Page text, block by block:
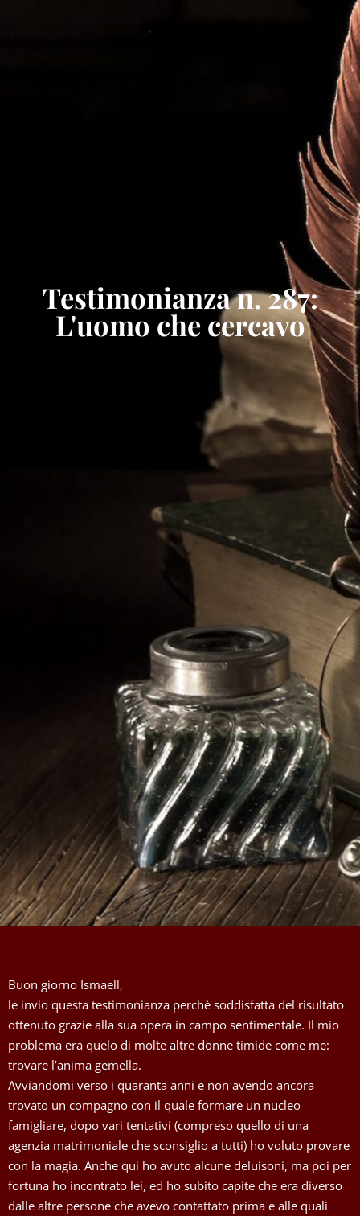
Testimonianza n. 287:
L'uomo che cercavo
Buon giorno Ismaell,
le invio questa testimonianza perchè soddisfatta del risultato
ottenuto grazie alla sua opera in campo sentimentale. Il mio
problema era quelo di molte altre donne timide come me:
trovare l’anima gemella.
Avviandomi verso i quaranta anni e non avendo ancora
trovato un compagno con il quale formare un nucleo
famigliare, dopo vari tentativi (compreso quello di una
agenzia matrimoniale che sconsiglio a tutti) ho voluto provare
con la magia. Anche qui ho avuto alcune deluisoni, ma poi per
fortuna ho incontrato lei, ed ho subito capite che era diverso
dalle altre persone che avevo contattato prima e alle quali